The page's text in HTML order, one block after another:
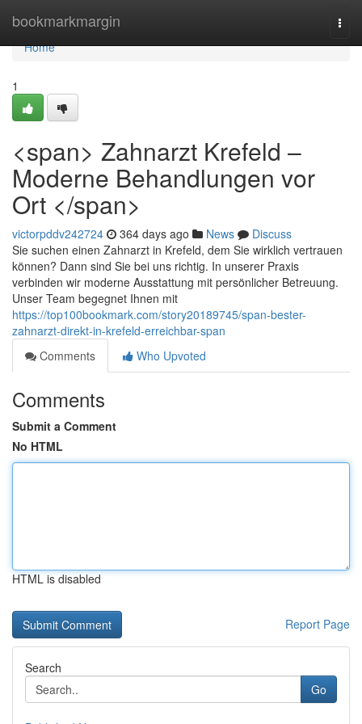
bookmarkmargin
Home
Home
1
<span> Zahnarzt Krefeld –
Moderne Behandlungen vor
Ort </span>
victorpddv242724 364 days ago News
Discuss
Sie suchen einen Zahnarzt in Krefeld, dem Sie wirklich vertrauen
können? Dann sind Sie bei uns richtig. In unserer Praxis
verbinden wir moderne Ausstattung mit persönlicher Betreuung.
Unser Team begegnet Ihnen mit
https://top100bookmark.com/story20189745/span-bester-
zahnarzt-direkt-in-krefeld-erreichbar-span
Comments
Who Upvoted
Comments
Submit a Comment
No HTML
HTML is disabled
Report Page
Search
Go